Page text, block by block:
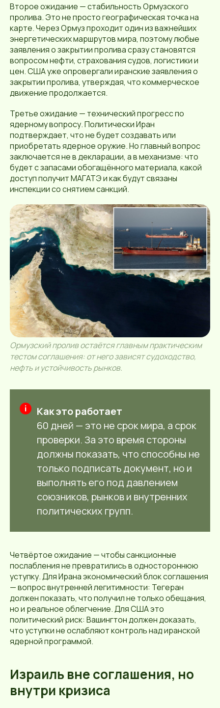
Второе ожидание — стабильность Ормузского
пролива. Это не просто географическая точка на
карте. Через Ормуз проходит один из важнейших
энергетических маршрутов мира, поэтому любые
заявления о закрытии пролива сразу становятся
вопросом нефти, страхования судов, логистики и
цен. США уже опровергали иранские заявления о
закрытии пролива, утверждая, что коммерческое
движение продолжается.
Третье ожидание — технический прогресс по
ядерному вопросу. Политически Иран
подтверждает, что не будет создавать или
приобретать ядерное оружие. Но главный вопрос
заключается не в декларации, а в механизме: что
будет с запасами обогащённого материала, какой
доступ получит МАГАТЭ и как будут связаны
инспекции со снятием санкций.
Ормузский пролив остаётся главным практическим
тестом соглашения: от него зависят судоходство,
нефть и устойчивость рынков.
Как это работает
60 дней — это не срок мира, а срок
проверки. За это время стороны
должны показать, что способны не
только подписать документ, но и
выполнять его под давлением
союзников, рынков и внутренних
политических групп.
Четвёртое ожидание — чтобы санкционные
послабления не превратились в одностороннюю
уступку. Для Ирана экономический блок соглашения
— вопрос внутренней легитимности: Тегеран
должен показать, что получил не только обещания,
но и реальное облегчение. Для США это
политический риск: Вашингтон должен доказать,
что уступки не ослабляют контроль над иранской
ядерной программой.
Израиль вне соглашения, но
внутри кризиса